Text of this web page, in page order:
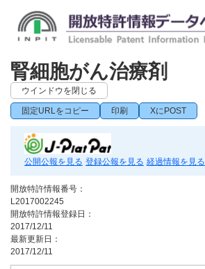
腎細胞がん治療剤
ウインドウを閉じる
固定URLをコピー 印刷 XにPOST
公開公報を見る 登録公報を見る 経過情報を見る
開放特許情報番号：
L2017002245
開放特許情報登録日：
2017/12/11
最新更新日：
2017/12/11